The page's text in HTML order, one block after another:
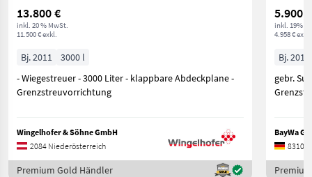
13.800 €
inkl. 20 % MwSt.
11.500 € exkl.
Bj. 2011
3000 l
- Wiegestreuer - 3000 Liter - klappbare Abdeckplane -
Grenzstreuvorrichtung
Wingelhofer & Söhne GmbH
2084 Niederösterreich
Premium Gold Händler
inkl. 19%
4.958 € exkl.
Bj. 2011
gebr.
BayWa
83104